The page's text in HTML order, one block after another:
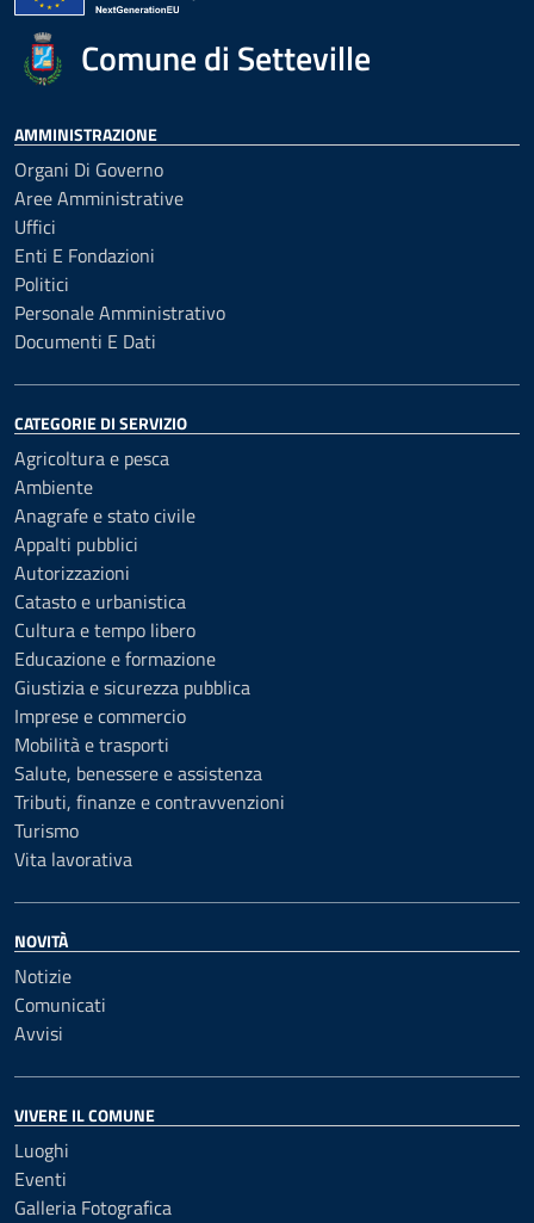
Comune di Setteville
AMMINISTRAZIONE
Organi Di Governo
Aree Amministrative
Uffici
Enti E Fondazioni
Politici
Personale Amministrativo
Documenti E Dati
CATEGORIE DI SERVIZIO
Agricoltura e pesca
Ambiente
Anagrafe e stato civile
Appalti pubblici
Autorizzazioni
Catasto e urbanistica
Cultura e tempo libero
Educazione e formazione
Giustizia e sicurezza pubblica
Imprese e commercio
Mobilità e trasporti
Salute, benessere e assistenza
Tributi, finanze e contravvenzioni
Turismo
Vita lavorativa
NOVITÀ
Notizie
Comunicati
Avvisi
VIVERE IL COMUNE
Luoghi
Eventi
Galleria Fotografica